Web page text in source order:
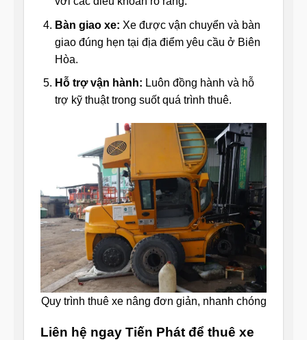
Bàn giao xe: Xe được vận chuyển và bàn
giao đúng hẹn tại địa điểm yêu cầu ở Biên
Hòa.
Hỗ trợ vận hành: Luôn đồng hành và hỗ
trợ kỹ thuật trong suốt quá trình thuê.
Quy trình thuê xe nâng đơn giản, nhanh chóng
Liên hệ ngay Tiến Phát để thuê xe